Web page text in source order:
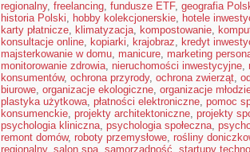
regionalny, freelancing, fundusze ETF, geografia
historia Polski, hobby kolekcjonerskie, hotele
karty płatnicze, klimatyzacja, kompostowanie,
konsultacje online, kopiarki, krajobraz, kredyt
majsterkowanie w domu, manicure, marketing
monitorowanie zdrowia, nieruchomości inwestycyjne,
konsumentów, ochrona przyrody, ochrona zwierząt,
biurowe, organizacje ekologiczne, organizacje
plastyka użytkowa, płatności elektroniczne, pomoc
konsumenckie, projekty architektoniczne, projekty
psychologia kliniczna, psychologia społeczna,
remont domów, roboty przemysłowe, rośliny
regionalny, salon spa, samorządność, startupy